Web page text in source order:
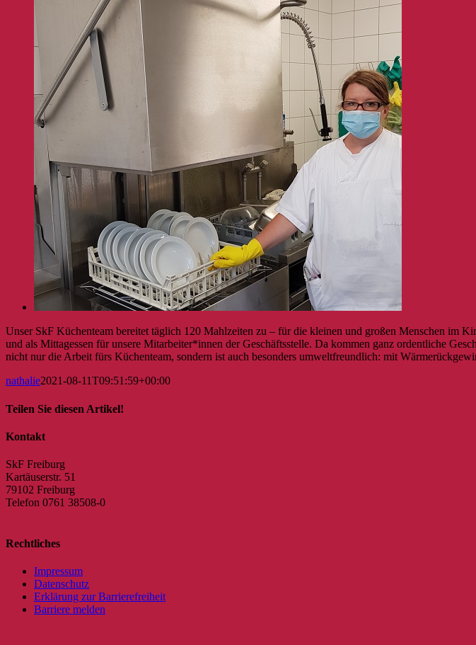
Unser SkF Küchenteam bereitet täglich 120 Mahlzeiten zu – für die kleinen und großen Menschen im
und als Mittagessen für unsere Mitarbeiter*innen der Geschäftsstelle. Da kommen ganz ordentliche
nicht nur die Arbeit fürs Küchenteam, sondern ist auch besonders umweltfreundlich: mit
nathalie2021-08-11T09:51:59+00:00
Teilen Sie diesen Artikel!
Facebook
X
Reddit
LinkedIn
WhatsApp
Tumblr
Pinterest
Vk
E-
Kontakt
SkF Freiburg
Kartäuserstr. 51
79102 Freiburg
Telefon 0761 38508-0
Rechtliches
Impressum
Datenschutz
Erklärung zur Barrierefreiheit
Barriere melden